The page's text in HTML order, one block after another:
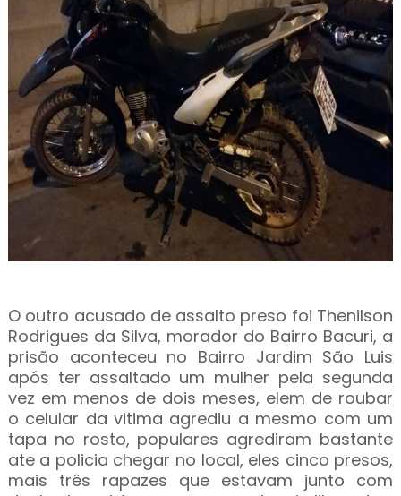
O outro acusado de assalto preso foi Thenilson
Rodrigues da Silva, morador do Bairro Bacuri, a
prisão aconteceu no Bairro Jardim São Luis
após ter assaltado um mulher pela segunda
vez em menos de dois meses, elem de roubar
o celular da vitima agrediu a mesmo com um
tapa no rosto, populares agrediram bastante
ate a policia chegar no local, eles cinco presos,
mais três rapazes que estavam junto com